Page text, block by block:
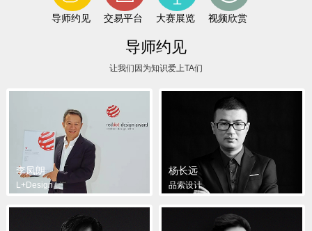
导师约见 交易平台 大赛展览 视频欣赏
导师约见
让我们因为知识爱上TA们
李凤朗
L+Design
杨长远
品索设计